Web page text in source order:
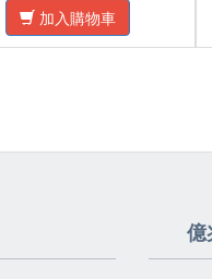
加入購物車
億